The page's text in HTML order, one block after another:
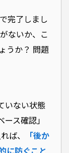
完了しまし
ないか、こ
うか？ 問題
いない状態
ス確認」
ば、
「後か
に防ぐこと